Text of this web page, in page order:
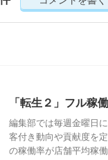
「転生２」フル稼
編集部では毎週金曜日
客付き動向や貢献度を
の稼働率が店舗平均稼